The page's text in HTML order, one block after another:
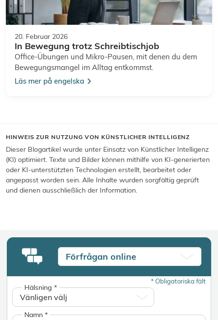
20. Februar 2026
In Bewegung trotz Schreibtischjob
Office-Übungen und Mikro-Pausen, mit denen du dem
Bewegungsmangel im Alltag entkommst.
Läs mer på engelska
HINWEIS ZUR NUTZUNG VON KÜNSTLICHER INTELLIGENZ
Dieser Blogartikel wurde unter Einsatz von Künstlicher Intelligenz
(KI) optimiert. Texte und Bilder können mithilfe von KI-generierten
oder KI-unterstützten Technologien erstellt, bearbeitet oder
angepasst worden sein. Alle Inhalte wurden sorgfältig geprüft
und dienen ausschließlich der Information.
Förfrågan online
*Obligatoriska fält
Hälsning*
Namn*